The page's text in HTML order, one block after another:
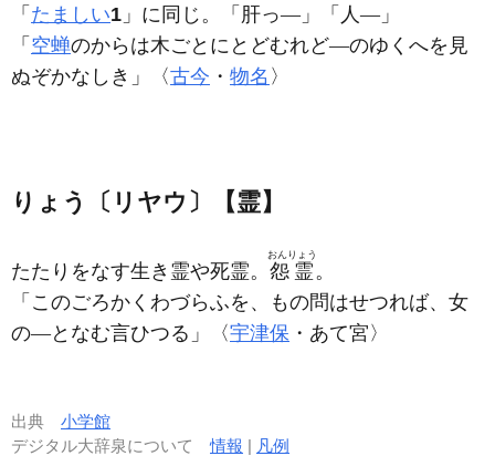
「 たましい1 」に同じ。「肝っ―」「人―」
「 空蝉のからは木ごとにとどむれど―のゆくへを見
ぬぞかなしき」〈古今 ・ 物名 〉
りょう〔リヤウ〕【霊】
たたりをなす生き霊や死霊。 怨霊
おんりょう
。
「このごろかくわづらふを、もの問はせつれば、女
の―となむ言ひつる」〈宇津保 ・あて宮〉
出典 小学館
デジタル大辞泉について情報 | 凡例